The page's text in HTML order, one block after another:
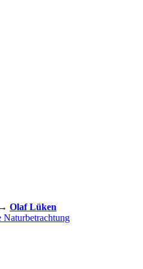
Olaf Lüken
Naturbetrachtung